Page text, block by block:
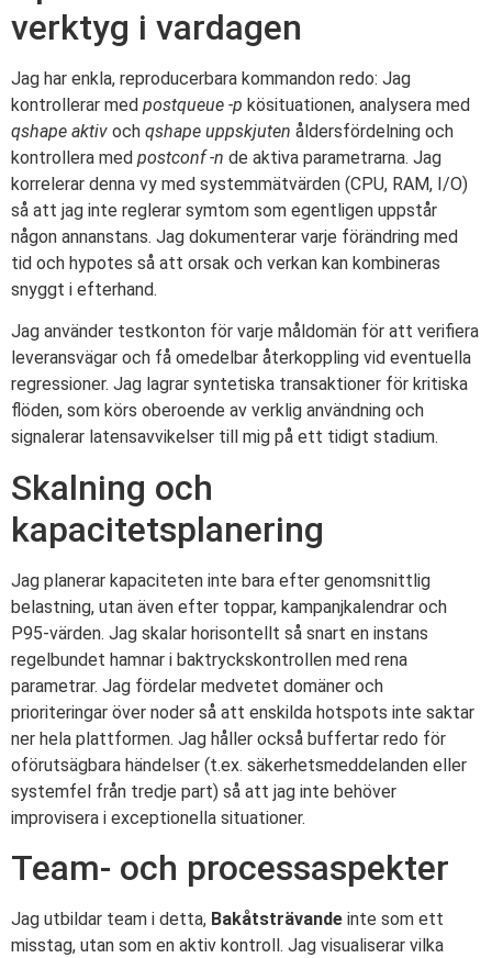
verktyg i vardagen
Jag har enkla, reproducerbara kommandon redo: Jag
kontrollerar med postqueue -p kösituationen, analysera med
qshape aktiv och qshape uppskjuten åldersfördelning och
kontrollera med postconf -n de aktiva parametrarna. Jag
korrelerar denna vy med systemmätvärden (CPU, RAM, I/O)
så att jag inte reglerar symtom som egentligen uppstår
någon annanstans. Jag dokumenterar varje förändring med
tid och hypotes så att orsak och verkan kan kombineras
snyggt i efterhand.
Jag använder testkonton för varje måldomän för att verifiera
leveransvägar och få omedelbar återkoppling vid eventuella
regressioner. Jag lagrar syntetiska transaktioner för kritiska
flöden, som körs oberoende av verklig användning och
signalerar latensavvikelser till mig på ett tidigt stadium.
Skalning och
kapacitetsplanering
Jag planerar kapaciteten inte bara efter genomsnittlig
belastning, utan även efter toppar, kampanjkalendrar och
P95-värden. Jag skalar horisontellt så snart en instans
regelbundet hamnar i baktryckskontrollen med rena
parametrar. Jag fördelar medvetet domäner och
prioriteringar över noder så att enskilda hotspots inte saktar
ner hela plattformen. Jag håller också buffertar redo för
oförutsägbara händelser (t.ex. säkerhetsmeddelanden eller
systemfel från tredje part) så att jag inte behöver
improvisera i exceptionella situationer.
Team- och processaspekter
Jag utbildar team i detta, Bakåtsträvande inte som ett
misstag, utan som en aktiv kontroll. Jag visualiserar vilka